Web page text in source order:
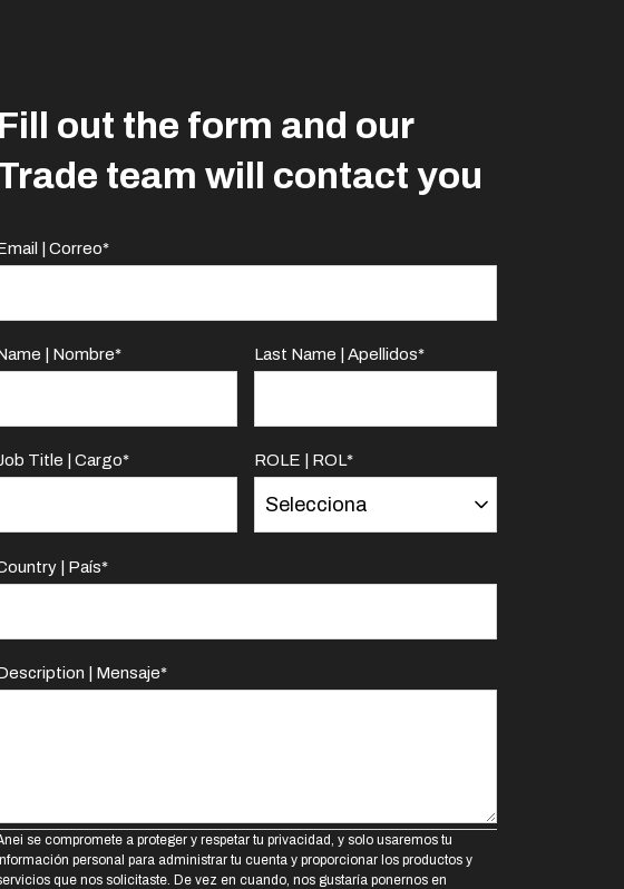
Fill out the form and our
team will contact you
| Correo*
| Nombre* Last Name | Apellidos*
Title | Cargo* ROLE | ROL*
| País*
| Mensaje*
se compromete a proteger y respetar tu privacidad, y solo usaremos tu
personal para administrar tu cuenta y proporcionar los productos y
que nos solicitaste. De vez en cuando, nos gustaría ponernos en